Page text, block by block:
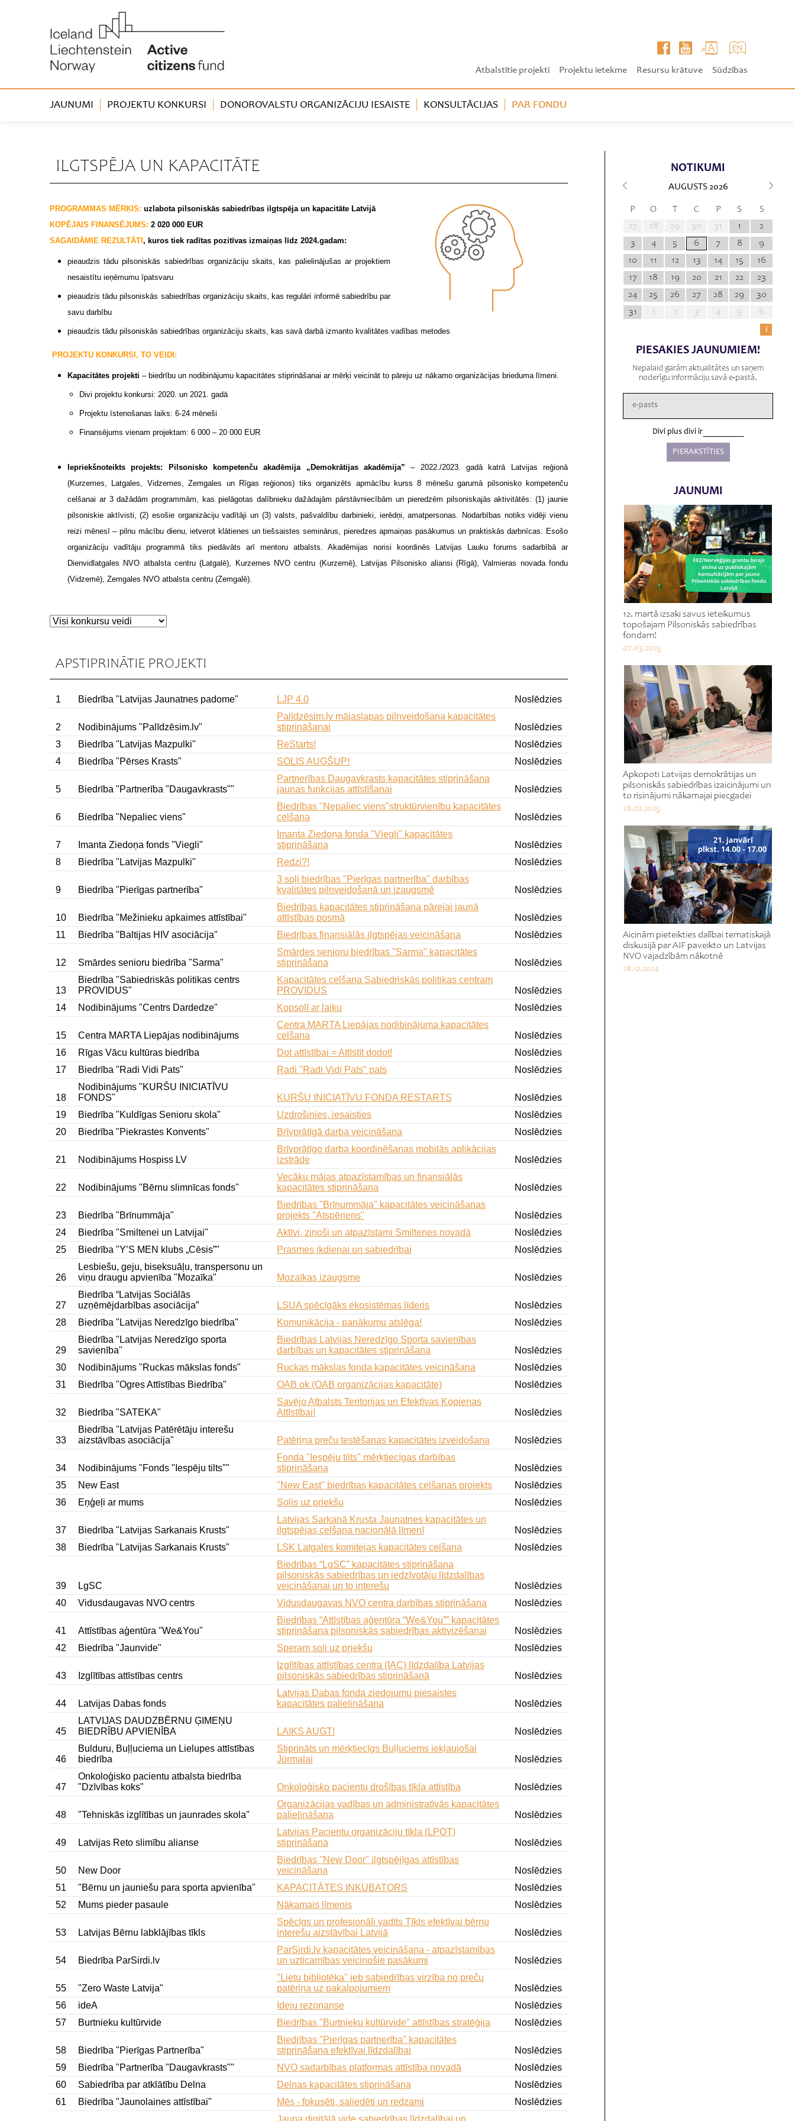
Atbalstītie projekti Projektu ietekme Resursu krātuve Sūdzības
JAUNUMI PROJEKTU KONKURSI DONOROVALSTU ORGANIZĀCIJU IESAISTE KONSULTĀCIJAS PAR FONDU
ILGTSPĒJA UN KAPACITĀTE
PROGRAMMAS MĒRĶIS: uzlabota pilsoniskās sabiedrības ilgtspēja un kapacitāte Latvijā
KOPĒJAIS FINANSĒJUMS: 2 020 000 EUR
SAGAIDĀMIE REZULTĀTI , kuros tiek radītas pozitīvas izmaiņas līdz 2024.gadam:
pieaudzis tādu pilsoniskās sabiedrības organizāciju skaits, kas palielinājušas ar projektiem
nesaistītu ieņēmumu īpatsvaru
pieaudzis tādu pilsoniskās sabiedrības organizāciju skaits, kas regulāri informē sabiedrību par
savu darbību
pieaudzis tādu pilsoniskās sabiedrības organizāciju skaits, kas savā darbā izmanto kvalitātes vadības metodes
PROJEKTU KONKURSI, TO VEIDI:
Kapacitātes projekti – biedrību un nodibinājumu kapacitātes stiprināšanai ar mērķi veicināt to pāreju uz nākamo organizācijas brieduma līmeni.
Divi projektu konkursi: 2020. un 2021. gadā
Projektu īstenošanas laiks: 6-24 mēneši
Finansējums vienam projektam: 6 000 – 20 000 EUR
Iepriekšnoteikts projekts: Pilsonisko kompetenču akadēmija „Demokrātijas akadēmija” – 2022./2023. gadā katrā Latvijas reģionā
(Kurzemes, Latgales, Vidzemes, Zemgales un Rīgas reģionos) tiks organizēts apmācību kurss 8 mēnešu garumā pilsonisko kompetenču
celšanai ar 3 dažādām programmām, kas pielāgotas dalībnieku dažādajām pārstāvniecībām un pieredzēm pilsoniskajās aktivitātēs: (1) jaunie
pilsoniskie aktīvisti, (2) esošie organizāciju vadītāji un (3) valsts, pašvaldību darbinieki, ierēdņi, amatpersonas. Nodarbības notiks vidēji vienu
reizi mēnesī – pilnu mācību dienu, ietverot klātienes un tiešsaistes seminārus, pieredzes apmaiņas pasākumus un praktiskās darbnīcas. Esošo
organizāciju vadītāju programmā tiks piedāvāts arī mentoru atbalsts. Akadēmijas norisi koordinēs Latvijas Lauku forums sadarbībā ar
Dienvidlatgales NVO atbalsta centru (Latgalē), Kurzemes NVO centru (Kurzemē), Latvijas Pilsonisko aliansi (Rīgā), Valmieras novada fondu
(Vidzemē), Zemgales NVO atbalsta centru (Zemgalē).
APSTIPRINĀTIE PROJEKTI
1 Biedrība "Latvijas Jaunatnes padome" LJP 4.0 Noslēdzies
2 Nodibinājums "Palīdzēsim.lv"
Palīdzēsim.lv mājaslapas pilnveidošana kapacitātes
stiprināšanai
Noslēdzies
3
Biedrība "Latvijas Mazpulki" ReStarts!
Noslēdzies
4
Biedrība "Pērses Krasts" SOLIS AUGŠUP! Noslēdzies
5 Biedrība "Partnerība "Daugavkrasts""
Partnerības Daugavkrasts kapacitātes stiprināšana
jaunas funkcijas attīstīšanai
Noslēdzies
6 Biedrība "Nepaliec viens"
Biedrības "Nepaliec viens"struktūrvienību kapacitātes
celšana
Noslēdzies
7 Imanta Ziedoņa fonds "Viegli"
Imanta Ziedoņa fonda "Viegli" kapacitātes
stiprināšana
Noslēdzies
8
Biedrība "Latvijas Mazpulki" Redzi?! Noslēdzies
9 Biedrība "Pierīgas partnerība"
3 soļi biedrības "Pierīgas partnerība" darbības
kvalitātes pilnveidošanā un izaugsmē
Noslēdzies
10 Biedrība "Mežinieku apkaimes attīstībai"
Biedrības kapacitātes stiprināšana pārejai jaunā
attīstības posmā
Noslēdzies
11
Biedrība "Baltijas HIV asociācija" Biedrības finansiālās ilgtspējas veicināšana Noslēdzies
12 Smārdes senioru biedrība "Sarma"
Smārdes senioru biedrības "Sarma" kapacitātes
stiprināšana
Noslēdzies
13
Biedrība "Sabiedriskās politikas centrs
PROVIDUS"
Kapacitātes celšana Sabiedriskās politikas centram
PROVIDUS
Noslēdzies
14
Nodibinājums "Centrs Dardedze" Kopsolī ar laiku Noslēdzies
15 Centra MARTA Liepājas nodibinājums
Centra MARTA Liepājas nodibinājuma kapacitātes
celšana
Noslēdzies
16
Rīgas Vācu kultūras biedrība Dot attīstībai = Attīstīt dodot!
Noslēdzies
17
Biedrība "Radi Vidi Pats" Radi "Radi Vidi Pats" pats Noslēdzies
18
Nodibinājums "KURŠU INICIATĪVU
FONDS"
KURŠU INICIATĪVU FONDA RESTARTS
Noslēdzies
19
Biedrība "Kuldīgas Senioru skola" Uzdrošinies, iesaisties
Noslēdzies
20
Biedrība "Piekrastes Konvents" Brīvprātīgā darba veicināšana Noslēdzies
21 Nodibinājums Hospiss LV
Brīvprātīgo darba koordinēšanas mobilās aplikācijas
izstrāde
Noslēdzies
22 Nodibinājums "Bērnu slimnīcas fonds"
Vecāku mājas atpazīstamības un finansiālās
kapacitātes stiprināšana
Noslēdzies
23 Biedrība "Brīnummāja"
Biedrības "Brīnummāja" kapacitātes veicināšanas
projekts "Atspēriens"
Noslēdzies
24
Biedrība "Smiltenei un Latvijai" Aktīvi, zinoši un atpazīstami Smiltenes novadā
Noslēdzies
25
Biedrība "Y’S MEN klubs „Cēsis”" Prasmes ikdienai un sabiedrībai Noslēdzies
26
Lesbiešu, geju, biseksuāļu, transpersonu un
viņu draugu apvienība "Mozaīka"
Mozaīkas izaugsme Noslēdzies
27
Biedrība “Latvijas Sociālās
uzņēmējdarbības asociācija”
LSUA spēcīgāks ekosistēmas līderis
Noslēdzies
28
Biedrība "Latvijas Neredzīgo biedrība" Komunikācija - panākumu atslēga! Noslēdzies
29
Biedrība "Latvijas Neredzīgo sporta
savienība"
Biedrības Latvijas Neredzīgo Sporta savienības
darbības un kapacitātes stiprināšana
Noslēdzies
30
Nodibinājums "Ruckas mākslas fonds" Ruckas mākslas fonda kapacitātes veicināšana
Noslēdzies
31
Biedrība "Ogres Attīstības Biedrība" OAB ok (OAB organizācijas kapacitāte) Noslēdzies
32 Biedrība "SATEKA"
Savējo Atbalsts Teritorijas un Efektīvas Kopienas
Attīstībai!
Noslēdzies
33
Biedrība "Latvijas Patērētāju interešu
aizstāvības asociācija"
Patēriņa preču testēšanas kapacitātes izveidošana Noslēdzies
34 Nodibinājums "Fonds "Iespēju tilts""
Fonda "Iespēju tilts" mērķtiecīgas darbības
stiprināšana
Noslēdzies
35
New East "New East" biedrības kapacitātes celšanas projekts
Noslēdzies
36
Eņģeļi ar mums Solis uz priekšu Noslēdzies
37 Biedrība "Latvijas Sarkanais Krusts"
Latvijas Sarkanā Krusta Jaunatnes kapacitātes un
ilgtspējas celšana nacionālā līmenī
Noslēdzies
38
Biedrība "Latvijas Sarkanais Krusts" LSK Latgales komitejas kapacitātes celšana Noslēdzies
39 LgSC
Biedrības “LgSC” kapacitātes stiprināšana
pilsoniskās sabiedrības un iedzīvotāju līdzdalības
veicināšanai un to interešu
Noslēdzies
40
Vidusdaugavas NVO centrs Vidusdaugavas NVO centra darbības stiprināšana Noslēdzies
41 Attīstības aģentūra "We&You"
Biedrības “Attīstības aģentūra “We&You”” kapacitātes
stiprināšana pilsoniskās sabiedrības aktivizēšanai
Noslēdzies
42
Biedrība "Jaunvide" Speram soli uz priekšu Noslēdzies
43 Izglītības attīstības centrs
Izglītības attīstības centra (IAC) līdzdalība Latvijas
pilsoniskās sabiedrības stiprināšanā
Noslēdzies
44 Latvijas Dabas fonds
Latvijas Dabas fonda ziedojumu piesaistes
kapacitātes palielināšana
Noslēdzies
45
LATVIJAS DAUDZBĒRNU ĢIMEŅU
BIEDRĪBU APVIENĪBA
LAIKS AUGT! Noslēdzies
46
Bulduru, Buļļuciema un Lielupes attīstības
biedrība
Stiprināts un mērķtiecīgs Buļļuciems iekļaujošai
Jūrmalai
Noslēdzies
47
Onkoloģisko pacientu atbalsta biedrība
"Dzīvības koks"
Onkoloģisko pacientu drošības tīkla attīstība Noslēdzies
48 "Tehniskās izglītības un jaunrades skola"
Organizācijas vadības un administratīvās kapacitātes
palielināšana
Noslēdzies
49 Latvijas Reto slimību alianse
Latvijas Pacientu organizāciju tīkla (LPOT)
stiprināšana
Noslēdzies
50 New Door
Biedrības "New Door" ilgtspējīgas attīstības
veicināšana
Noslēdzies
51
"Bērnu un jauniešu para sporta apvienība" KAPACITĀTES INKUBATORS
Noslēdzies
52
Mums pieder pasaule Nākamais līmenis Noslēdzies
53 Latvijas Bērnu labklājības tīkls
Spēcīgs un profesionāli vadīts Tīkls efektīvai bērnu
interešu aizstāvībai Latvijā
Noslēdzies
54 Biedrība ParSirdi.lv
ParSirdi.lv kapacitātes veicināšana - atpazīstamības
un uzticamības veicinošie pasākumi
Noslēdzies
55 "Zero Waste Latvija"
"Lietu bibliotēka" jeb sabiedrības virzība no preču
patēriņa uz pakalpojumiem
Noslēdzies
56
ideA Ideju rezonanse
Noslēdzies
57
Burtnieku kultūrvide Biedrības "Burtnieku kultūrvide" attīstības stratēģija Noslēdzies
58 Biedrība "Pierīgas Partnerība"
Biedrības "Pierīgas partnerība" kapacitātes
stiprināšana efektīvai līdzdalībai
Noslēdzies
59
Biedrība "Partnerība "Daugavkrasts"" NVO sadarbības platformas attīstība novadā
Noslēdzies
60
Sabiedrība par atklātību Delna Delnas kapacitātes stiprināšana
Noslēdzies
61
Biedrība "Jaunolaines attīstībai" Mēs - fokusēti, saliedēti un redzami
Noslēdzies
Jauna digitālā vide sabiedrības līdzdalībai un
NOTIKUMI
AUGUSTS 2026
P O T C P S
S
27
28 29 30 31 1
2
3
4 5 6 7 8
9
10
11 12 13 14 15
16
17
18 19 20 21 22
23
24
25 26 27 28 29
30
31
1 2 3 4 5
6
i
PIESAKIES JAUNUMIEM!
Nepalaid garām aktualitātes un saņem
noderīgu informāciju savā e-pastā.
Divi plus divi ir
JAUNUMI
12. martā izsaki savus ieteikumus
topošajam Pilsoniskās sabiedrības
fondam!
07.03.2025
Apkopoti Latvijas demokrātijas un
pilsoniskās sabiedrības izaicinājumi un
to risinājumi nākamajai piecgadei
28.02.2025
Aicinām pieteikties dalībai tematiskajā
diskusijā par AIF paveikto un Latvijas
NVO vajadzībām nākotnē
28.12.2024